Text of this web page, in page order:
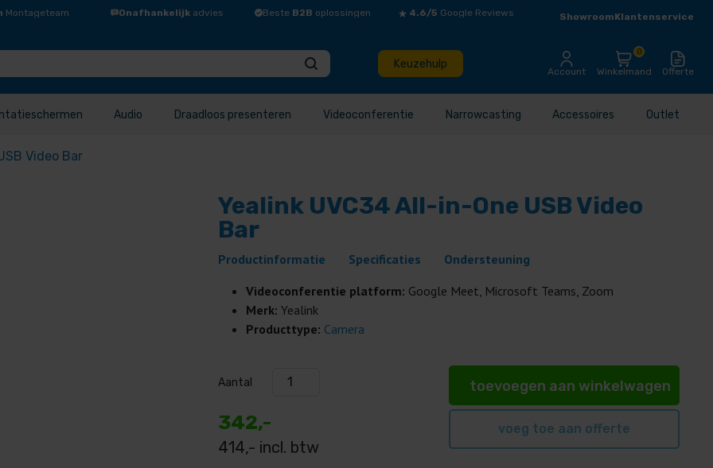
Montageteam Onafhankelijk advies Beste B2B oplossingen 4.6/5 Google Reviews ShowroomKlantenservice
Keuzehulp
Account Winkelmand
0
Offerte
Audio Draadloos presenteren Videoconferentie Narrowcasting Accessoires Outlet
Video Bar
Yealink UVC34 All-in-One USB Video
Bar
Productinformatie Specificaties
Ondersteuning
Videoconferentie platform: Google Meet, Microsoft Teams, Zoom
Merk: Yealink
Producttype: Camera
Aantal
342,-
414,- incl. btw
toevoegen aan winkelwagen
voeg toe aan offerte